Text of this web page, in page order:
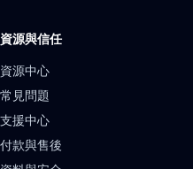
資源與信任
資源中心
常見問題
支援中心
付款與售後